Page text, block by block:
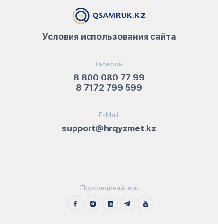
Телефон:
8 800 080 77 99
8 7172 799 599
E-Mail:
support@hrqyzmet.kz
Условия использования сайта
Присоединяйтесь